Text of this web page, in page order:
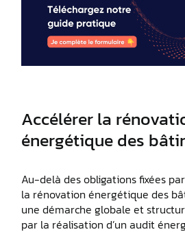
Accélérer la
énergétique des
Au-delà des obligations fixées
la rénovation énergétique des
une démarche globale et
par la réalisation d’un audit